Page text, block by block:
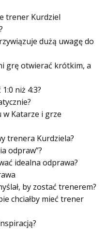
trener Kurdziel
dużą uwagę do
grę otwierać krótkim, a
niż 4:3?
w Katarze i grze
trenera Kurdziela?
odpraw”?
idealna odprawa?
by zostać trenerem?
chciałby mieć trener